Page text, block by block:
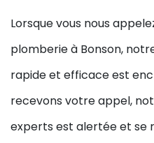
Lorsque vous nous
plomberie à Bonson,
rapide et efficace est
recevons votre appel,
experts est alertée et se